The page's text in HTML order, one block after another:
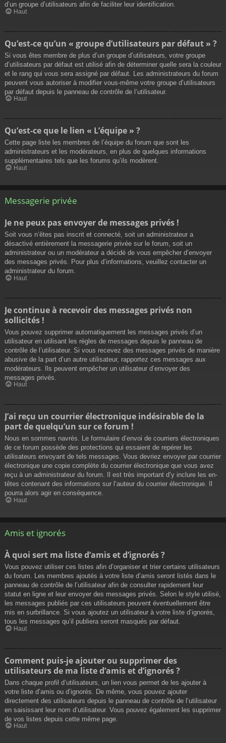
d’un groupe d’utilisateurs afin de faciliter leur identification.
Haut
Qu’est-ce qu’un « groupe d’utilisateurs par défaut » ?
Si vous êtes membre de plus d’un groupe d’utilisateurs, votre groupe
d’utilisateurs par défaut est utilisé afin de déterminer quelle sera la couleur
et le rang qui vous sera assigné par défaut. Les administrateurs du forum
peuvent vous autoriser à modifier vous-même votre groupe d’utilisateurs
par défaut depuis le panneau de contrôle de l’utilisateur.
Haut
Qu’est-ce que le lien « L’équipe » ?
Cette page liste les membres de l’équipe du forum que sont les
administrateurs et les modérateurs, en plus de quelques informations
supplémentaires tels que les forums qu’ils modèrent.
Haut
Messagerie privée
Je ne peux pas envoyer de messages privés !
Soit vous n’êtes pas inscrit et connecté, soit un administrateur a
désactivé entièrement la messagerie privée sur le forum, soit un
administrateur ou un modérateur a décidé de vous empêcher d’envoyer
des messages privés. Pour plus d’informations, veuillez contacter un
administrateur du forum.
Haut
Je continue à recevoir des messages privés non
sollicités !
Vous pouvez supprimer automatiquement les messages privés d’un
utilisateur en utilisant les règles de messages depuis le panneau de
contrôle de l’utilisateur. Si vous recevez des messages privés de manière
abusive de la part d’un autre utilisateur, rapportez ces messages aux
modérateurs. Ils peuvent empêcher un utilisateur d’envoyer des
messages privés.
Haut
J’ai reçu un courrier électronique indésirable de la
part de quelqu’un sur ce forum !
Nous en sommes navrés. Le formulaire d’envoi de courriers électroniques
de ce forum possède des protections qui essaient de repérer les
utilisateurs envoyant de tels messages. Vous devriez envoyer par courrier
électronique une copie complète du courrier électronique que vous avez
reçu à un administrateur du forum. Il est très important d’y inclure les en-
têtes contenant des informations sur l’auteur du courrier électronique. Il
pourra alors agir en conséquence.
Haut
Amis et ignorés
À quoi sert ma liste d’amis et d’ignorés ?
Vous pouvez utiliser ces listes afin d’organiser et trier certains utilisateurs
du forum. Les membres ajoutés à votre liste d’amis seront listés dans le
panneau de contrôle de l’utilisateur afin de consulter rapidement leur
statut en ligne et leur envoyer des messages privés. Selon le style utilisé,
les messages publiés par ces utilisateurs peuvent éventuellement être
mis en surbrillance. Si vous ajoutez un utilisateur à votre liste d’ignorés,
tous les messages qu’il publiera seront masqués par défaut.
Haut
Comment puis-je ajouter ou supprimer des
utilisateurs de ma liste d’amis et d’ignorés ?
Dans chaque profil d’utilisateurs, un lien vous permet de les ajouter à
votre liste d’amis ou d’ignorés. De même, vous pouvez ajouter
directement des utilisateurs depuis le panneau de contrôle de l’utilisateur
en saisissant leur nom d’utilisateur. Vous pouvez également les supprimer
de vos listes depuis cette même page.
Haut